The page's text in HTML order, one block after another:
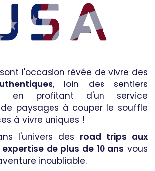
l'occasion rêvée de vivre des
, loin des sentiers
en profitant d'un service
de paysages à couper le souffle
à vivre uniques !
l'univers des road trips aux
expertise de plus de 10 ans vous
inoubliable.